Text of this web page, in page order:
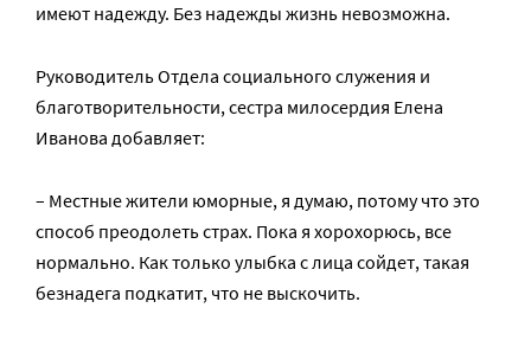
имеют надежду. Без надежды жизнь невозможна.
Руководитель Отдела социального служения и
благотворительности, сестра милосердия Елена
Иванова добавляет:
– Местные жители юморные, я думаю, потому что это
способ преодолеть страх. Пока я хорохорюсь, все
нормально. Как только улыбка с лица сойдет, такая
безнадега подкатит, что не выскочить.